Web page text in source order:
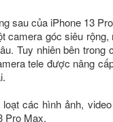
sau của iPhone 13
camera góc siêu
Tuy nhiên bên
tele được nâng
các hình ảnh,
Pro Max.